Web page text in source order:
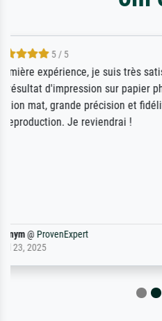
ik beoordeel
Door de 69505
scrollen is echter
stoppen begint het
philip@